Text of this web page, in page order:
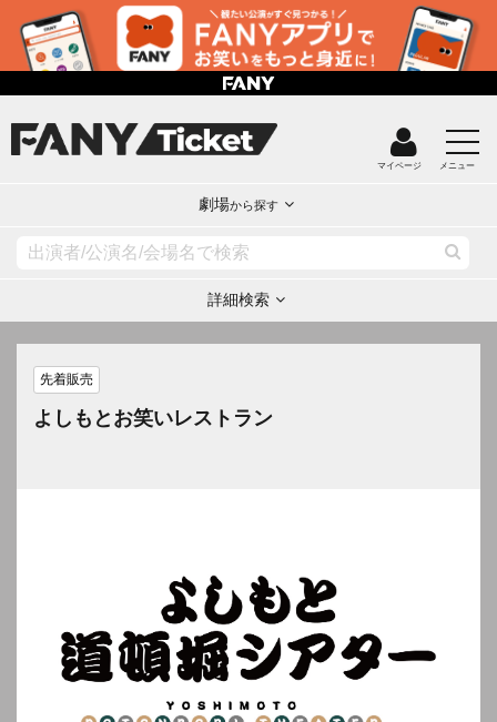
マイページ メニュー
劇場から探す
詳細検索
先着販売
よしもとお笑いレストラン